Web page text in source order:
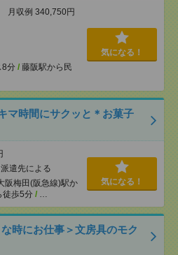
月収例 340,750円
8分 / 藤阪駅から民
気になる！
マ時間にサクッと＊お菓子
遣先による
阪梅田(阪急線)駅か
徒歩5分 / …
気になる！
時にお仕事＞文房具のモク